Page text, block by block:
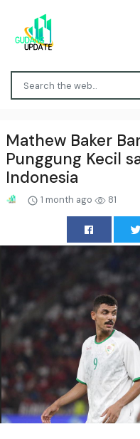
Mathew Baker
Punggung Kecil
Indonesia
1 month ago 81